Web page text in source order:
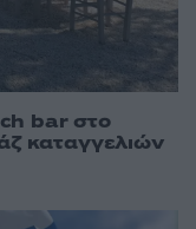
bar στο
καταγγελιών